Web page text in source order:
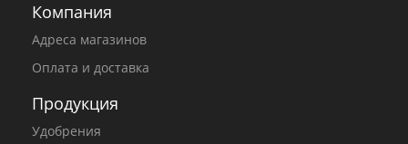
Компания
Адреса магазинов
Оплата и доставка
Продукция
Удобрения